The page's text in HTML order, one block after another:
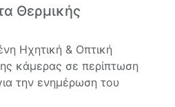
Θερμικής
Ηχητική & Οπτική
κάμερας σε περίπτωση
την ενημέρωση του